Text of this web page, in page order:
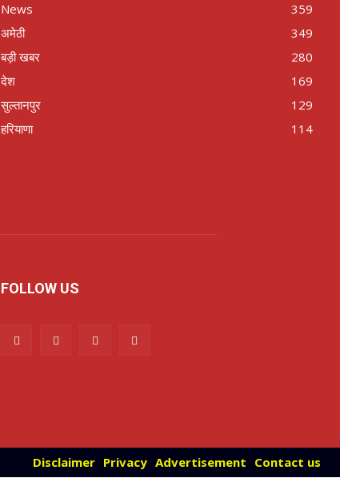
News
359
अमेठी
349
बड़ी खबर
280
देश
169
सुल्तानपुर
129
हरियाणा
114
FOLLOW US
Disclaimer Privacy Advertisement Contact us